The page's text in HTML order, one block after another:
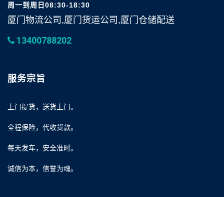
周一到周日08:30-18:30
厦门物流公司,厦门货运公司,厦门仓储配送
13400788202
服务宗旨
上门提货，送货上门。
全程保险，代收货款。
每天发车，安全准时。
诚信为本，信誉为魂。